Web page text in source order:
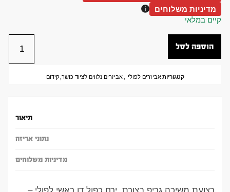
מדיניות משלוחים
קיים במלאי
הוספה לסל
קטגוריות אביזרים לפולי ,אביזרים נלווים לציוד כושר,קידום
תיאור
נתוני אריזה
מדיניות משלוחים